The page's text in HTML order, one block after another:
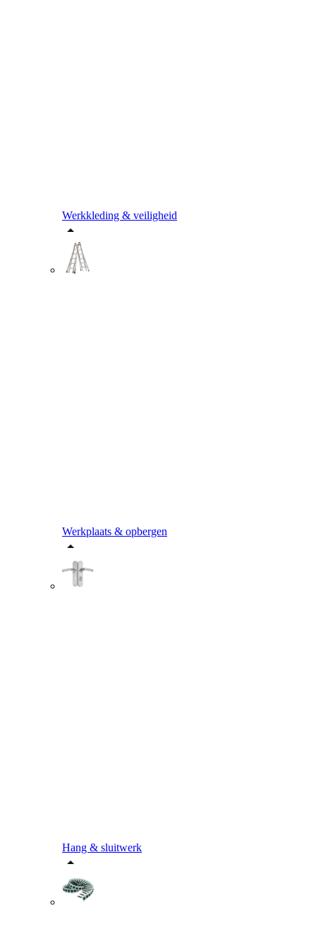
Werkkleding & veiligheid
Werkplaats & opbergen
Hang & sluitwerk